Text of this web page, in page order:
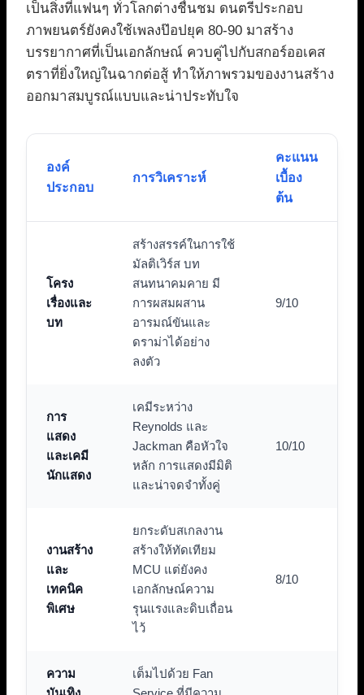
เป็นสิ่งที่แฟนๆ ทั่วโลกต่างชื่นชม ดนตรีประกอบ
ภาพยนตร์ยังคงใช้เพลงป๊อปยุค 80-90 มาสร้าง
บรรยากาศที่เป็นเอกลักษณ์ ควบคู่ไปกับสกอร์ออเคส
ตราที่ยิ่งใหญ่ในฉากต่อสู้ ทำให้ภาพรวมของงานสร้าง
ออกมาสมบูรณ์แบบและน่าประทับใจ
องค์
ประกอบ
การวิเคราะห์
คะแนน
เบื้อง
ต้น
โครง
เรื่องและ
บท
สร้างสรรค์ในการใช้
มัลติเวิร์ส บท
สนทนาคมคาย มี
การผสมผสาน
อารมณ์ขันและ
ดราม่าได้อย่าง
ลงตัว
9/10
การ
แสดง
และเคมี
นักแสดง
เคมีระหว่าง
Reynolds และ
Jackman คือหัวใจ
หลัก การแสดงมีมิติ
และน่าจดจำทั้งคู่
10/10
งานสร้าง
และ
เทคนิค
พิเศษ
ยกระดับสเกลงาน
สร้างให้ทัดเทียม
MCU แต่ยังคง
เอกลักษณ์ความ
รุนแรงและดิบเถื่อน
ไว้
8/10
ความ
เต็มไปด้วย Fan